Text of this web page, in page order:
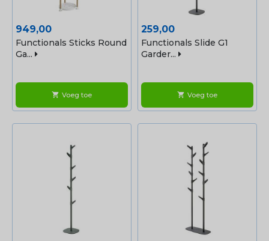
Prijs
949,00
Functionals Sticks Round
Ga...
shopping_cart Voeg toe
Prijs
259,00
Functionals Slide G1
Garder...
shopping_cart Voeg toe